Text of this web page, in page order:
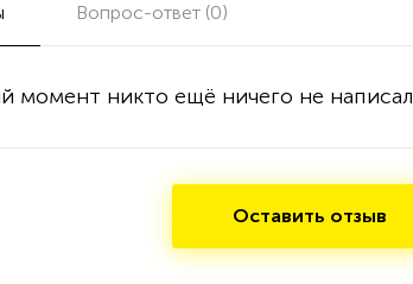
Вопрос-ответ (0)
момент никто ещё ничего не написал
Оставить отзыв